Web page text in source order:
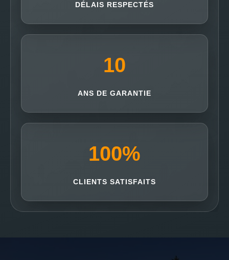
DÉLAIS RESPECTÉS
10
ANS DE GARANTIE
100%
CLIENTS SATISFAITS